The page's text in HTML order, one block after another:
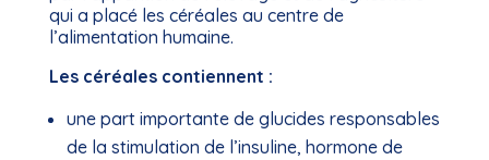
qui a placé les céréales au centre de
l’alimentation humaine.
Les céréales contiennent :
une part importante de glucides responsables
de la stimulation de l’insuline, hormone de